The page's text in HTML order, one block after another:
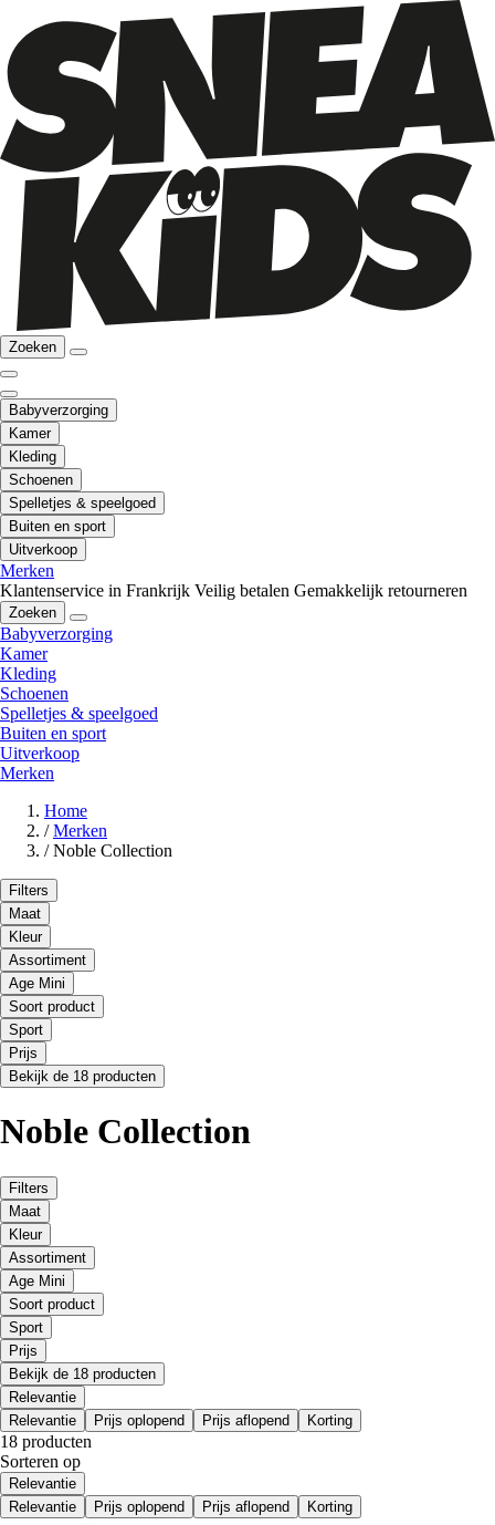
Zoeken
Babyverzorging
Kamer
Kleding
Schoenen
Spelletjes & speelgoed
Buiten en sport
Uitverkoop
Merken
Klantenservice in Frankrijk Veilig betalen Gemakkelijk retourneren
Zoeken
Babyverzorging
Kamer
Kleding
Schoenen
Spelletjes & speelgoed
Buiten en sport
Uitverkoop
Merken
Home
/ Merken
/ Noble Collection
Filters
Maat
Kleur
Assortiment
Age Mini
Soort product
Sport
Prijs
Bekijk de 18 producten
Noble Collection
Filters
Maat
Kleur
Assortiment
Age Mini
Soort product
Sport
Prijs
Bekijk de 18 producten
Relevantie
Relevantie
Prijs oplopend Prijs aflopend Korting
18 producten
Sorteren op
Relevantie
Relevantie
Prijs oplopend Prijs aflopend Korting